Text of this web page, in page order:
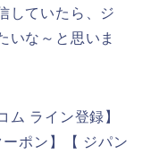
していたら、ジ
いな～と思いま
ム ライン登録】
ーポン】【 ジパン